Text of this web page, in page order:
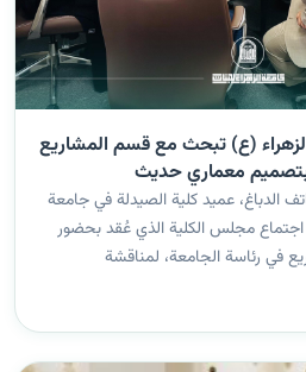
(ع) تبحث مع قسم المشاريع
بتصميم معماري حديث
الدباغ، عميد كلية الصيدلة في جامعة
اجتماع مجلس الكلية الذي عُقد بحضور
في رئاسة الجامعة، لمناقشة
الخاصة بالكلية، والمزمع تنفيذها